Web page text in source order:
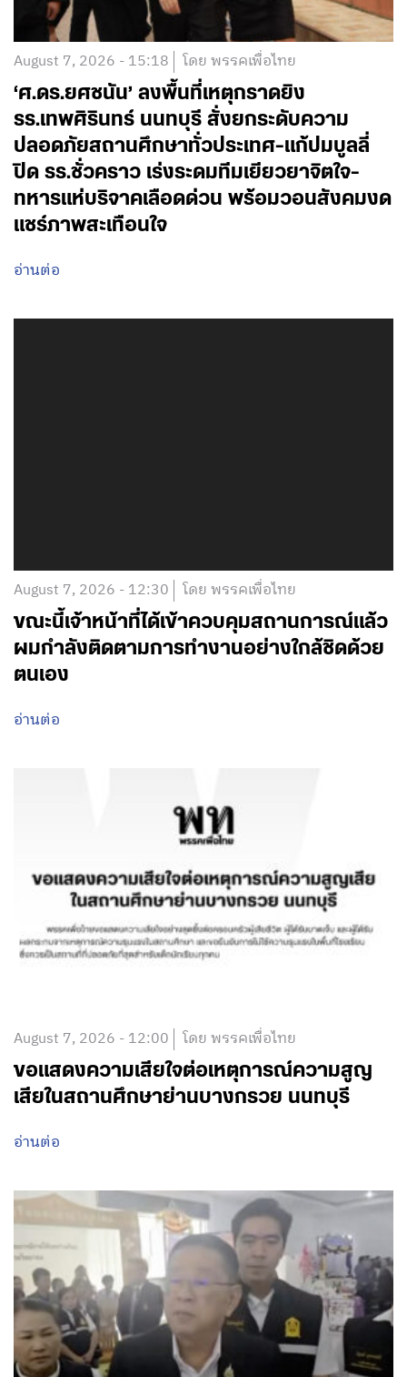
August 7, 2026 - 15:18 โดย พรรคเพื่อไทย
‘ศ.ดร.ยศชนัน’ ลงพื้นที่เหตุกราดยิง
รร.เทพศิรินทร์ นนทบุรี สั่งยกระดับความ
ปลอดภัยสถานศึกษาทั่วประเทศ-แก้ปมบูลลี่
ปิด รร.ชั่วคราว เร่งระดมทีมเยียวยาจิตใจ-
ทหารแห่บริจาคเลือดด่วน พร้อมวอนสังคมงด
แชร์ภาพสะเทือนใจ
อ่านต่อ
August 7, 2026 - 12:30 โดย พรรคเพื่อไทย
ขณะนี้เจ้าหน้าที่ได้เข้าควบคุมสถานการณ์แล้ว
ผมกำลังติดตามการทำงานอย่างใกล้ชิดด้วย
ตนเอง
อ่านต่อ
August 7, 2026 - 12:00 โดย พรรคเพื่อไทย
ขอแสดงความเสียใจต่อเหตุการณ์ความสูญ
เสียในสถานศึกษาย่านบางกรวย นนทบุรี
อ่านต่อ